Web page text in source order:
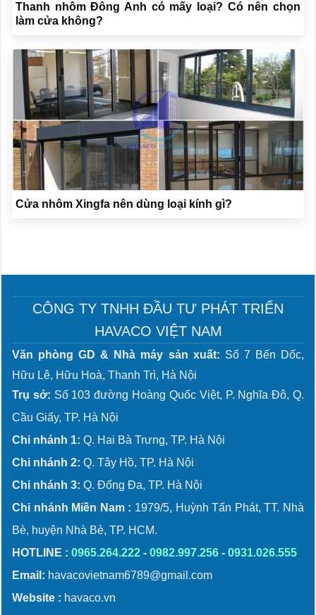
Thanh nhôm Đông Anh có mấy loại? Có nên chọn
làm cửa không?
Cửa nhôm Xingfa nên dùng loại kính gì?
CÔNG TY TNHH ĐẦU TƯ PHÁT TRIỂN
HAVACO VIỆT NAM
Văn phòng GD & Nhà máy sản xuất: Số 7 Bến Dốc,
Hữu Lê, Hữu Hoà, Thanh Trì, Hà Nội
Trụ sở: Số 103 đường Hoàng Quốc Việt, P. Nghĩa Đô, Q.
Cầu Giấy, TP. Hà Nội
Chi nhánh 1: Q. Hai Bà Trưng, TP. Hà Nội
Chi nhánh 2: Q. Tây Hồ, TP. Hà Nội
Chi nhánh 3: Q. Đống Đa, TP. Hà Nội
Chi nhánh Miền Nam : 1979/5, Huỳnh Tấn Phát, TT. Nhà
Bè, huyện Nhà Bè, TP. HCM.
HOTLINE : 0965.264.222 - 0982.997.256 - 0931.026.555
Email: havacovietnam6789@gmail.com
Website : havaco.vn